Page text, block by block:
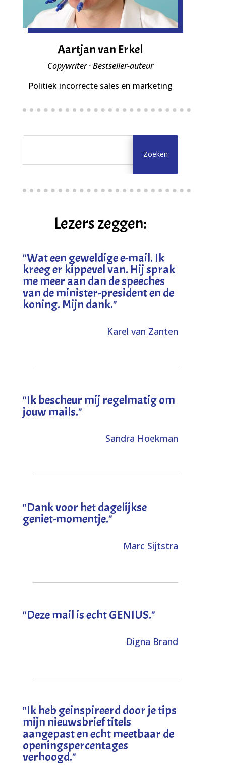
Aartjan van Erkel
Copywriter · Bestseller-auteur
Politiek incorrecte sales en marketing
Lezers zeggen:
"Wat een geweldige e-mail. Ik
kreeg er kippevel van. Hij sprak
me meer aan dan de speeches
van de minister-president en de
koning. Mijn dank."
Karel van Zanten
"Ik bescheur mij regelmatig om
jouw mails."
Sandra Hoekman
"Dank voor het dagelijkse
geniet-momentje."
Marc Sijtstra
"Deze mail is echt GENIUS."
Digna Brand
"Ik heb geinspireerd door je tips
mijn nieuwsbrief titels
aangepast en echt meetbaar de
openingspercentages
verhoogd."